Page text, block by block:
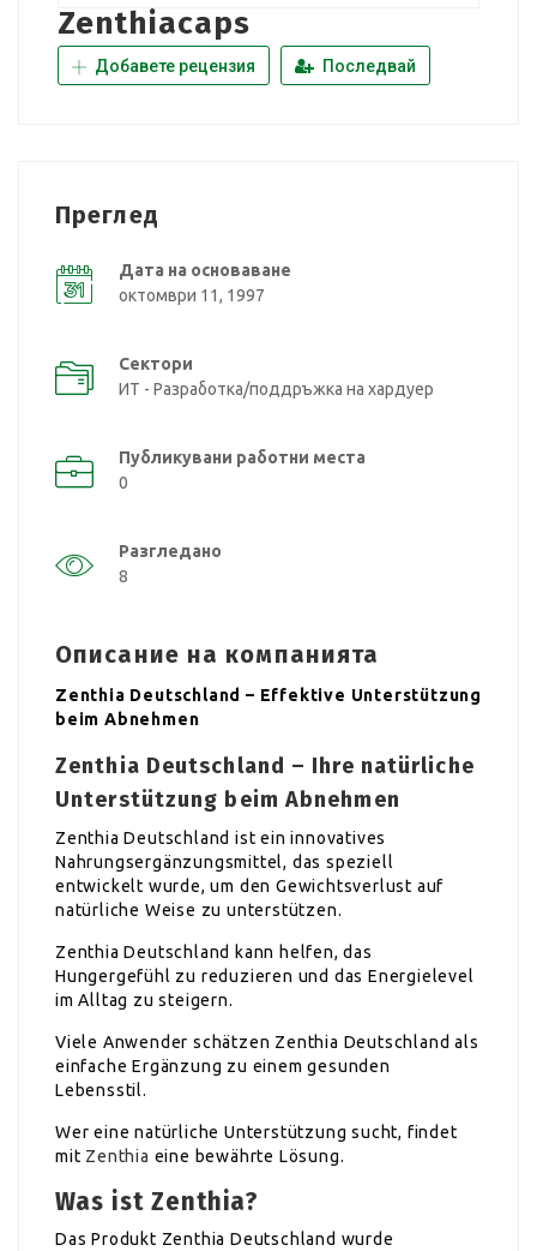
Zenthiacaps
Добавете рецензия Последвай
Преглед
Дата на основаване
октомври 11, 1997
Сектори
ИТ - Разработка/поддръжка на хардуер
Публикувани работни места
0
Разгледано
8
Описание на компанията
Zenthia Deutschland – Effektive Unterstützung
beim Abnehmen
Zenthia Deutschland – Ihre natürliche
Unterstützung beim Abnehmen
Zenthia Deutschland ist ein innovatives
Nahrungsergänzungsmittel, das speziell
entwickelt wurde, um den Gewichtsverlust auf
natürliche Weise zu unterstützen.
Zenthia Deutschland kann helfen, das
Hungergefühl zu reduzieren und das Energielevel
im Alltag zu steigern.
Viele Anwender schätzen Zenthia Deutschland als
einfache Ergänzung zu einem gesunden
Lebensstil.
Wer eine natürliche Unterstützung sucht, findet
mit Zenthia eine bewährte Lösung.
Was ist Zenthia?
Das Produkt Zenthia Deutschland wurde